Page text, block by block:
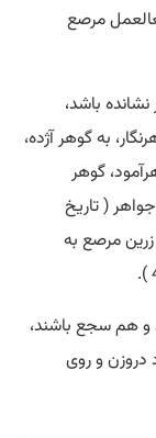
مرصع
باشد،
به گوهر آژده،
گوهر
( تاریخ
زرین مرصع به
و هم سجع باشند،
و روی